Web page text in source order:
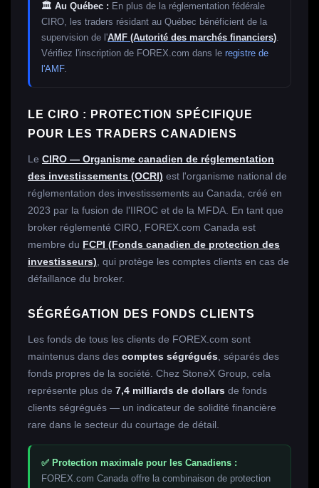
🏛️ Au Québec : En plus de la réglementation fédérale
CIRO, les traders résidant au Québec bénéficient de la
supervision de l'AMF (Autorité des marchés financiers).
Vérifiez l'inscription de FOREX.com dans le registre de
l'AMF.
LE CIRO : PROTECTION SPÉCIFIQUE
POUR LES TRADERS CANADIENS
Le CIRO — Organisme canadien de réglementation
des investissements (OCRI) est l'organisme national de
réglementation des investissements au Canada, créé en
2023 par la fusion de l'IIROC et de la MFDA. En tant que
broker réglementé CIRO, FOREX.com Canada est
membre du FCPI (Fonds canadien de protection des
investisseurs) , qui protège les comptes clients en cas de
défaillance du broker.
SÉGRÉGATION DES FONDS CLIENTS
Les fonds de tous les clients de FOREX.com sont
maintenus dans des comptes ségrégués , séparés des
fonds propres de la société. Chez StoneX Group, cela
représente plus de 7,4 milliards de dollars de fonds
clients ségrégués — un indicateur de solidité financière
rare dans le secteur du courtage de détail.
✅ Protection maximale pour les Canadiens :
FOREX.com Canada offre la combinaison de protection